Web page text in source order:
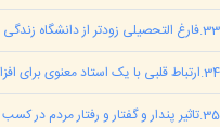
33
.فارغ التحصیلی زودتر از دانشگاه
34
.ارتباط قلبی با یک استاد معنوی برای
35
.تاثیر پندار و گفتار و رفتار مردم در